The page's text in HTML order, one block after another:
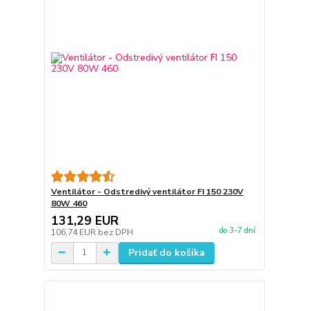
Ventilátor - Odstredivý ventilátor FI 150 230V
80W 460
131,29 EUR
106,74 EUR bez DPH do 3-7 dní
Pridať do košíka